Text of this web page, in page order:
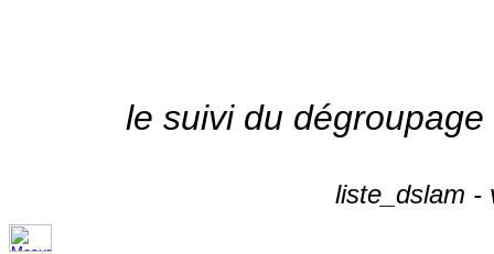
le suivi du
liste_dslam -